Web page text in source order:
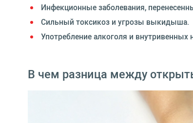
Инфекционные заболевания,
Сильный токсикоз и угрозы выкидыша.
Употребление алкоголя и
В чем разница между